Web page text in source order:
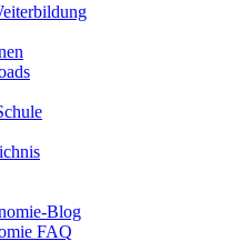
Blog
FAQ